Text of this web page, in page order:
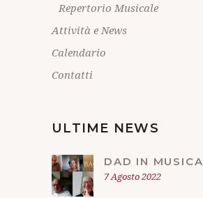
Repertorio Musicale
Attività e News
Calendario
Contatti
ULTIME NEWS
DAD IN MUSICA
7 Agosto 2022